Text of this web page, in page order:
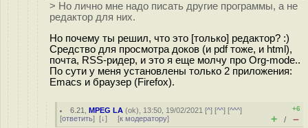
> Но лично мне надо писать другие программы, а не
редактор для них.
Но почему ты решил, что это [только] редактор? :)
Средство для просмотра доков (и pdf тоже, и html),
почта, RSS-ридер, и это я еще молчу про Org-mode..
По сути у меня установлены только 2 приложения:
Emacs и браузер (Firefox).
6.21 ,MPEG LA (ok), 13:50, 19/02/2021 [^] [^^] [^^^]
[ответить] [↓] [к модератору]
+6
+ / –